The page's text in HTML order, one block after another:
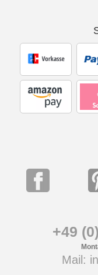
+49
Mail: